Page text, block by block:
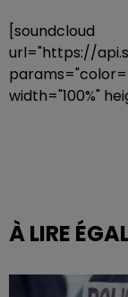
[soundcloud
url="https://
width="100%"
À LIRE